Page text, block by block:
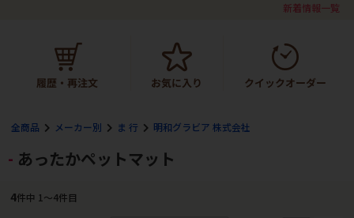
新着情報一覧
全商品 メーカー別 ま 行 明和グラビア 株式会社
あったかペットマット
4件中 1〜4件目